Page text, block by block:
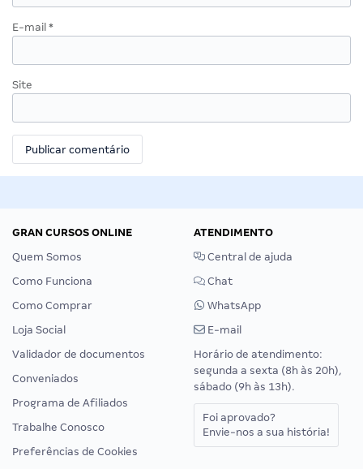
E-mail *
Site
GRAN CURSOS ONLINE
Quem Somos
Como Funciona
Como Comprar
Loja Social
Validador de documentos
Conveniados
Programa de Afiliados
Trabalhe Conosco
Preferências de Cookies
ATENDIMENTO
Central de ajuda
Chat
WhatsApp
E-mail
Horário de atendimento:
segunda a sexta (8h às 20h),
sábado (9h às 13h).
Foi aprovado?
Envie-nos a sua história!